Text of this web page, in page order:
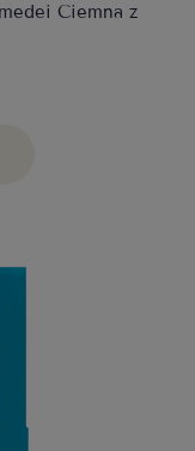
Ciemna z